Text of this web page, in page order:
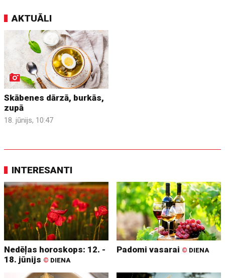
AKTUĀLI
Skābenes dārzā, burkās,
zupā
18. jūnijs, 10:47
INTERESANTI
Nedēļas horoskops: 12. -
18. jūnijs © DIENA
Padomi vasarai © DIENA